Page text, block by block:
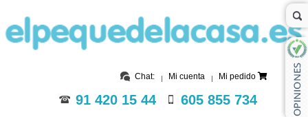
Chat: Mi cuenta Mi pedido
91 420 15 44 605 855 734